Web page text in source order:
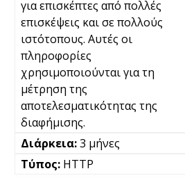
για επισκέπτες από πολλές
επισκέψεις και σε πολλούς
ιστότοπους. Αυτές οι
πληροφορίες
χρησιμοποιούνται για τη
μέτρηση της
αποτελεσματικότητας της
διαφήμισης.
3 μήνες
HTTP